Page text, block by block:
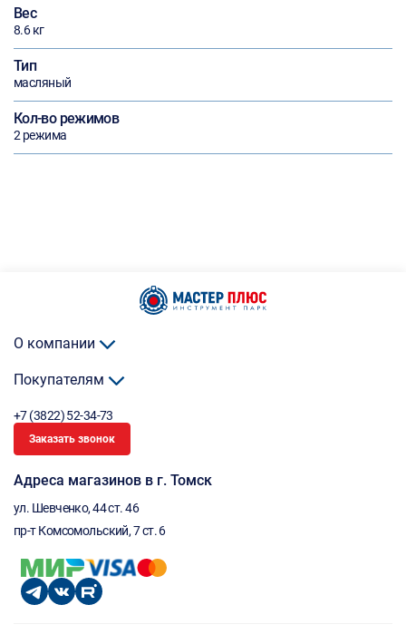
Вес
8.6 кг
Тип
масляный
Кол-во режимов
2 режима
О компании
Покупателям
+7 (3822) 52-34-73
Заказать звонок
Адреса магазинов в г. Томск
ул. Шевченко, 44 ст. 46
пр-т Комсомольский, 7 ст. 6